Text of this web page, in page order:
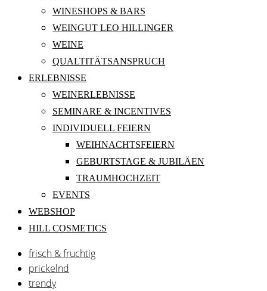
WINESHOPS & BARS
WEINGUT LEO HILLINGER
WEINE
QUALTITÄTSANSPRUCH
ERLEBNISSE
WEINERLEBNISSE
SEMINARE & INCENTIVES
INDIVIDUELL FEIERN
WEIHNACHTSFEIERN
GEBURTSTAGE & JUBILÄEN
TRAUMHOCHZEIT
EVENTS
WEBSHOP
HILL COSMETICS
frisch & fruchtig
prickelnd
trendy